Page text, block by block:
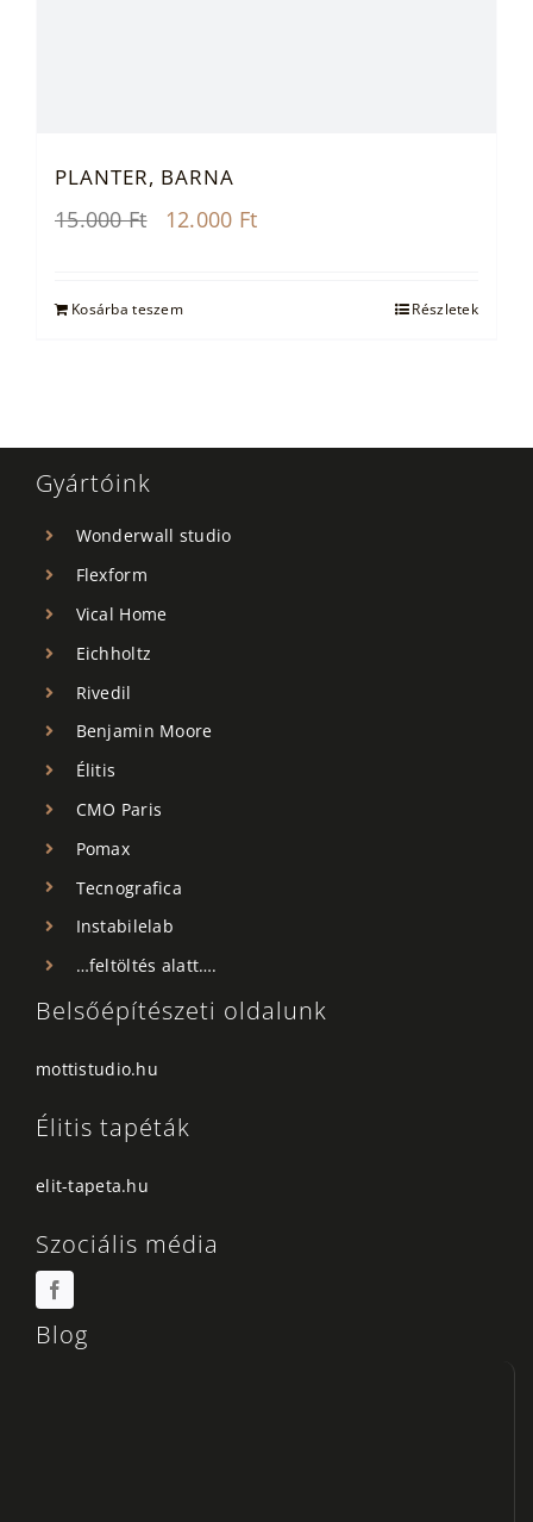
PLANTER, BARNA
15.000Ft
Original
15.000 Ft.
12.000 Ft
Kosárba teszem Részletek
Gyártóink
Wonderwall studio
Flexform
Vical Home
Eichholtz
Rivedil
Benjamin Moore
Élitis
CMO Paris
Pomax
Tecnografica
Instabilelab
…feltöltés alatt….
Belsőépítészeti oldalunk
mottistudio.hu
Élitis tapéták
elit-tapeta.hu
Szociális média
Blog